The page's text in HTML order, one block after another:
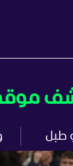
موقف
طبل